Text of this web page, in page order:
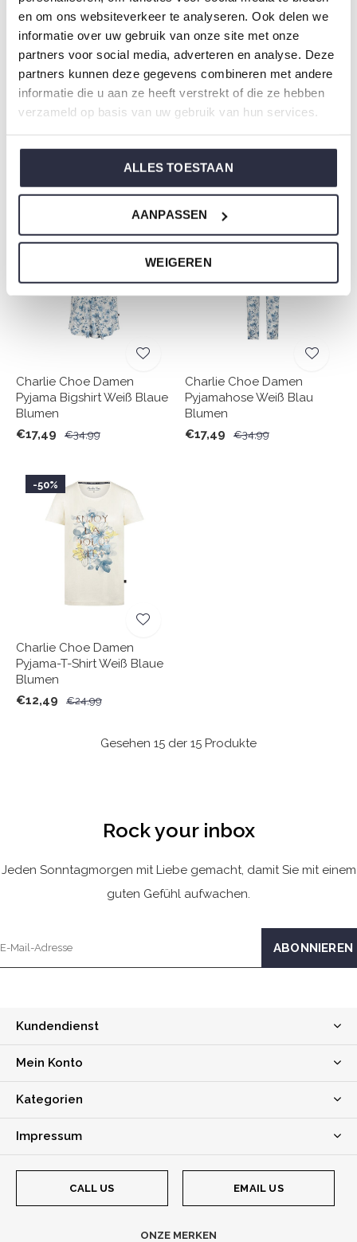
en om ons websiteverkeer te analyseren. Ook delen we
informatie over uw gebruik van onze site met onze
partners voor social media, adverteren en analyse. Deze
partners kunnen deze gegevens combineren met andere
informatie die u aan ze heeft verstrekt of die ze hebben
verzameld op basis van uw gebruik van hun services.
ALLES TOESTAAN
AANPASSEN
WEIGEREN
Charlie Choe Damen
Navy
Charlie Choe Damen
Blumen
€12,49
Charlie Choe Damen
Pyjama Bigshirt Weiß Blaue
Blumen
€17,49
€34,99
-50%
Charlie Choe Damen
Pyjamahose Weiß Blau
Blumen
€17,49
€34,99
-50%
Charlie Choe Damen
Pyjama-T-Shirt Weiß Blaue
Blumen
€12,49
€24,99
Gesehen 15 der 15 Produkte
Rock your inbox
Jeden Sonntagmorgen mit Liebe gemacht, damit Sie mit einem
guten Gefühl aufwachen.
Kundendienst
Mein Konto
Kategorien
Impressum
CALL US EMAIL US
ONZE MERKEN